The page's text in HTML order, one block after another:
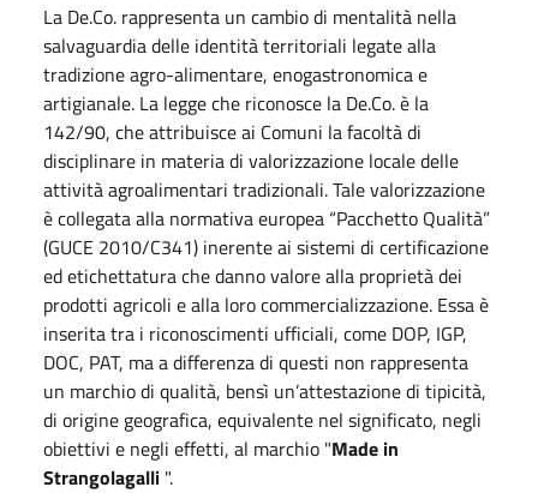
La De.Co. rappresenta un cambio di mentalità nella
salvaguardia delle identità territoriali legate alla
tradizione agro-alimentare, enogastronomica e
artigianale. La legge che riconosce la De.Co. è la
142/90, che attribuisce ai Comuni la facoltà di
disciplinare in materia di valorizzazione locale delle
attività agroalimentari tradizionali. Tale valorizzazione
è collegata alla normativa europea “Pacchetto Qualità”
(GUCE 2010/C341) inerente ai sistemi di certificazione
ed etichettatura che danno valore alla proprietà dei
prodotti agricoli e alla loro commercializzazione. Essa è
inserita tra i riconoscimenti ufficiali, come DOP, IGP,
DOC, PAT, ma a differenza di questi non rappresenta
un marchio di qualità, bensì un’attestazione di tipicità,
di origine geografica, equivalente nel significato, negli
obiettivi e negli effetti, al marchio "Made in
Strangolagalli ".